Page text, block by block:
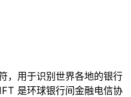
，用于识别世界各地的银行
是环球银行间金融电信协